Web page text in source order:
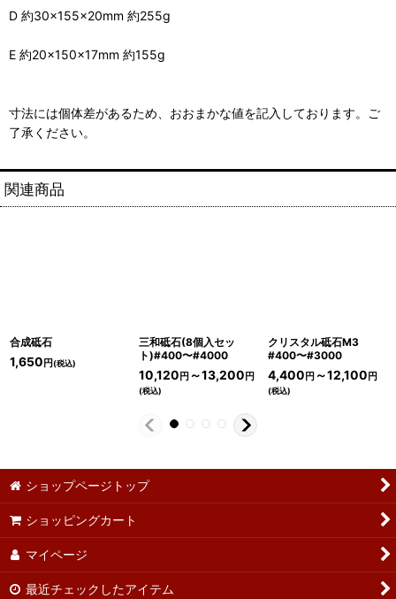
D 約30×155×20mm 約255g
E 約20×150×17mm 約155g
寸法には個体差があるため、おおまかな値を記入しております。ご
了承ください。
関連商品
合成砥石
1,650 円(税込)
三和砥石(8個入セッ
ト)#400〜#4000
10,120 円 ～13,200 円
(税込)
クリスタル砥石M3
#400〜#3000
4,400 円 ～12,100 円
(税込)
ショップページトップ
ショッピングカート
マイページ
最近チェックしたアイテム